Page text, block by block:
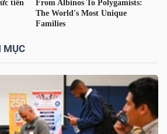
MỤC